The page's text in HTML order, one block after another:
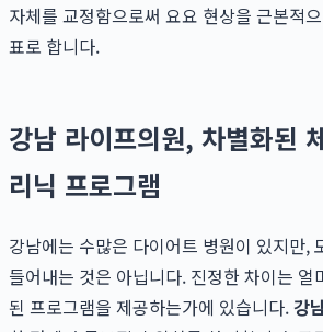
자체를 교정함으로써 요요 현상을 근본적
표로 합니다.
강남 라이프의원, 차별화된
리닉 프로그램
강남에는 수많은 다이어트 병원이 있지만,
들어내는 것은 아닙니다. 진정한 차이는 얼
된 프로그램을 제공하는가에 있습니다. 강